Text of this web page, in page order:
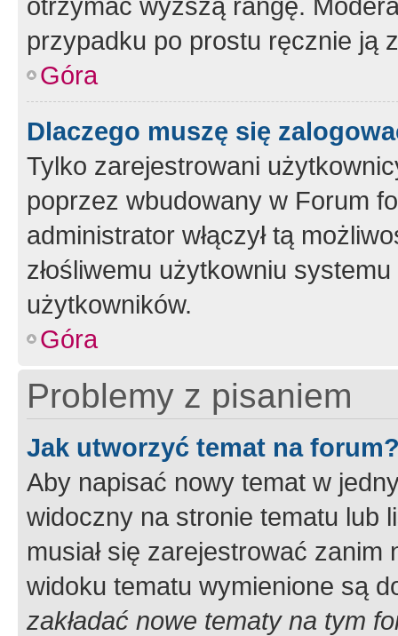
przypadku po prostu ręcznie ją
Góra
Dlaczego muszę się
Tylko zarejestrowani
poprzez wbudowany w Forum
administrator włączył tą
złośliwemu użytkowniu
użytkowników.
Góra
Problemy z pisaniem
Jak utworzyć temat na
Aby napisać nowy temat w
widoczny na stronie tematu lub
musiał się zarejestrować
widoku tematu wymienione są
zakładać nowe tematy na tym